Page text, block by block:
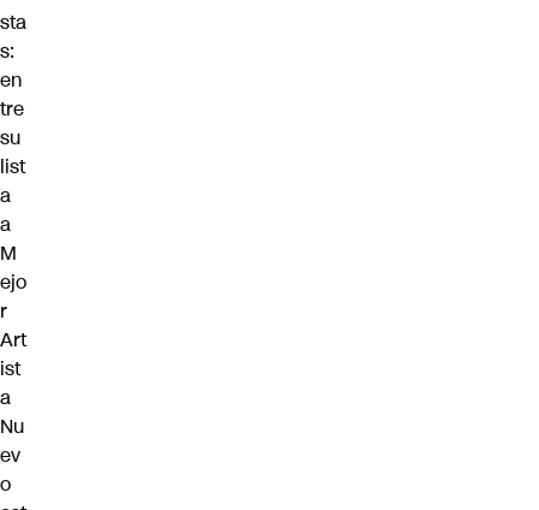
sta
s:
en
tre
su
list
a
a
M
ejo
r
Art
ist
a
Nu
ev
o